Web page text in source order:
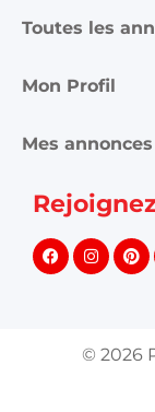
Toutes les
Mon Profil
Mes annonces
© 2026